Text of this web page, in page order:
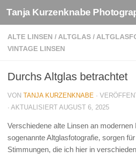
Zum Inhalt springen
Tanja Kurzenknabe
ALTE LINSEN / ALTGLAS /
VINTAGE LINSEN
Durchs Altglas betrachtet
VON TANJA KURZENKNABE ·
· AKTUALISIERT AUGUST 6, 2025
Verschiedene alte Linsen an
sogenannte Altglasfotografie, sorgen
Stimmungen, die ich hier in